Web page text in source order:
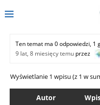
Ten temat ma 0 odpowiedzi, 1
9 lat, 8 miesięcy temu przez
Wyświetlanie 1 wpisu (z 1 w
Autor